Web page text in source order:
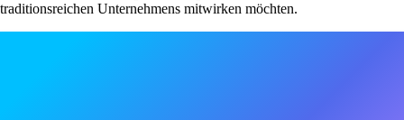
traditionsreichen Unternehmens mitwirken möchten.